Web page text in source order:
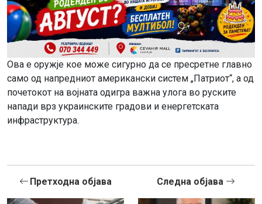
Ова е оружје кое може сигурно да се пресретне главно
само од напредниот американски систем „Патриот“, а од
почетокот на војната одигра важна улога во руските
напади врз украинските градови и енергетската
инфраструктура.
Претходна објава Следна објава